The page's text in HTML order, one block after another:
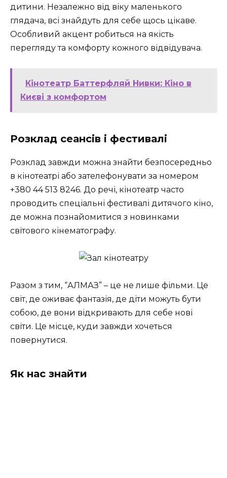
дитини. Незалежно від віку маленького
глядача, всі знайдуть для себе щось цікаве.
Особливий акцент робиться на якість
перегляду та комфорту кожного відвідувача.
Кінотеатр Баттерфляй Нивки: Кіно в
Києві з комфортом
Розклад сеансів і фестивалі
Розклад завжди можна знайти безпосередньо
в кінотеатрі або зателефонувати за номером
+380 44 513 8246. До речі, кінотеатр часто
проводить спеціальні фестивалі дитячого кіно,
де можна познайомитися з новинками
світового кінематографу.
Разом з тим, “АЛМАЗ” – це не лише фільми. Це
світ, де оживає фантазія, де діти можуть бути
собою, де вони відкривають для себе нові
світи. Це місце, куди завжди хочеться
повернутися.
Як нас знайти